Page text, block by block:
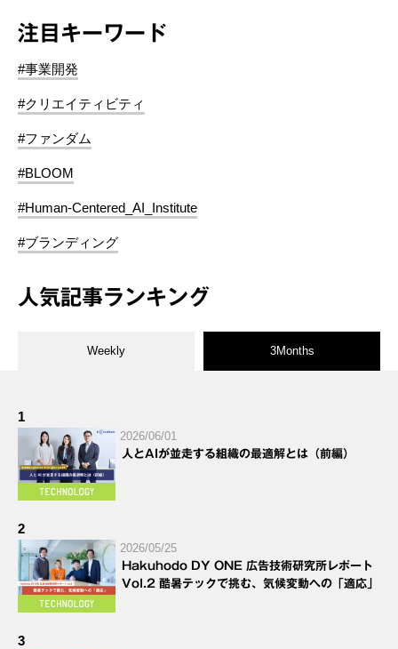
注目キーワード
#事業開発
#クリエイティビティ
#ファンダム
#BLOOM
#Human-Centered_AI_Institute
#ブランディング
人気記事ランキング
Weekly 3Months
1
2026/06/01
人とAIが並走する組織の最適解とは（前編）
2
2026/05/25
Hakuhodo DY ONE 広告技術研究所レポート
Vol.2 酷暑テックで挑む、気候変動への「適応」
3